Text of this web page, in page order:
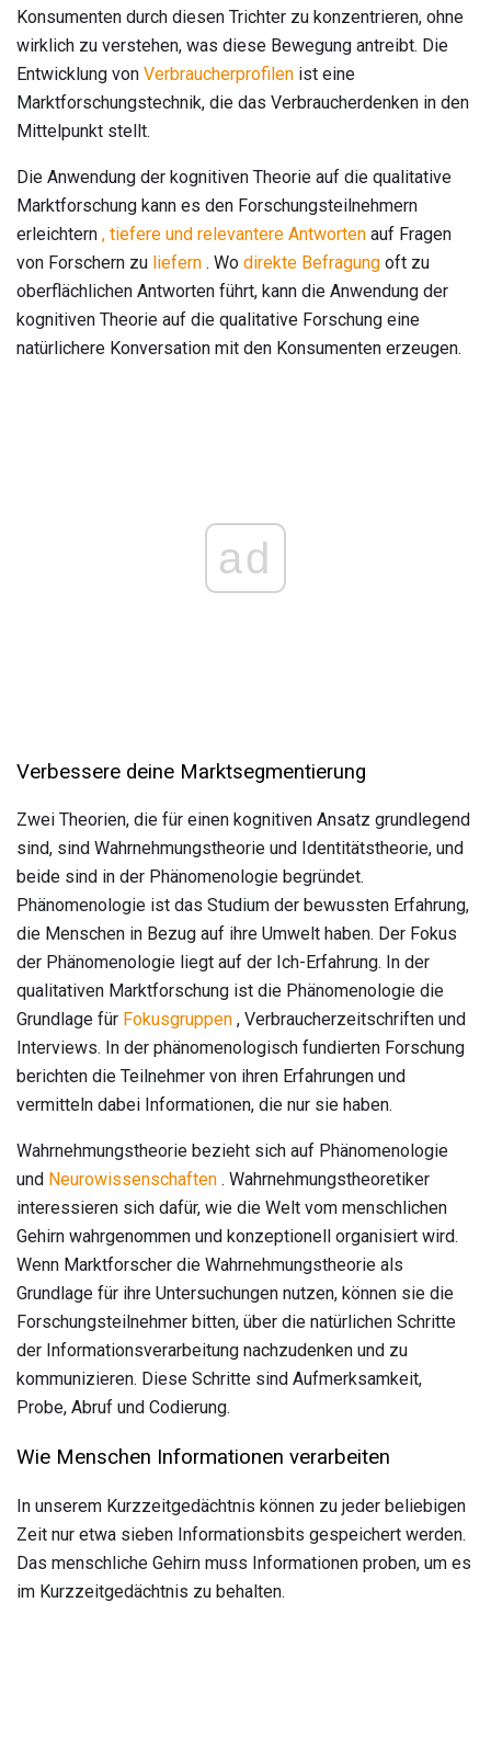
Konsumenten durch diesen Trichter zu konzentrieren, ohne
wirklich zu verstehen, was diese Bewegung antreibt. Die
Entwicklung von Verbraucherprofilen ist eine
Marktforschungstechnik, die das Verbraucherdenken in den
Mittelpunkt stellt.
Die Anwendung der kognitiven Theorie auf die qualitative
Marktforschung kann es den Forschungsteilnehmern
erleichtern , tiefere und relevantere Antworten auf Fragen
von Forschern zu liefern . Wo direkte Befragung oft zu
oberflächlichen Antworten führt, kann die Anwendung der
kognitiven Theorie auf die qualitative Forschung eine
natürlichere Konversation mit den Konsumenten erzeugen.
ad
Verbessere deine Marktsegmentierung
Zwei Theorien, die für einen kognitiven Ansatz grundlegend
sind, sind Wahrnehmungstheorie und Identitätstheorie, und
beide sind in der Phänomenologie begründet.
Phänomenologie ist das Studium der bewussten Erfahrung,
die Menschen in Bezug auf ihre Umwelt haben. Der Fokus
der Phänomenologie liegt auf der Ich-Erfahrung. In der
qualitativen Marktforschung ist die Phänomenologie die
Grundlage für Fokusgruppen , Verbraucherzeitschriften und
Interviews. In der phänomenologisch fundierten Forschung
berichten die Teilnehmer von ihren Erfahrungen und
vermitteln dabei Informationen, die nur sie haben.
Wahrnehmungstheorie bezieht sich auf Phänomenologie
und Neurowissenschaften . Wahrnehmungstheoretiker
interessieren sich dafür, wie die Welt vom menschlichen
Gehirn wahrgenommen und konzeptionell organisiert wird.
Wenn Marktforscher die Wahrnehmungstheorie als
Grundlage für ihre Untersuchungen nutzen, können sie die
Forschungsteilnehmer bitten, über die natürlichen Schritte
der Informationsverarbeitung nachzudenken und zu
kommunizieren. Diese Schritte sind Aufmerksamkeit,
Probe, Abruf und Codierung.
Wie Menschen Informationen verarbeiten
In unserem Kurzzeitgedächtnis können zu jeder beliebigen
Zeit nur etwa sieben Informationsbits gespeichert werden.
Das menschliche Gehirn muss Informationen proben, um es
im Kurzzeitgedächtnis zu behalten.